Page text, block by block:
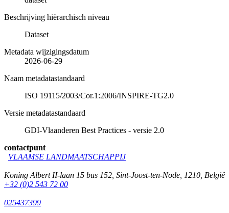
Beschrijving hiërarchisch niveau
Dataset
Metadata wijzigingsdatum
2026-06-29
Naam metadatastandaard
ISO 19115/2003/Cor.1:2006/INSPIRE-TG2.0
Versie metadatastandaard
GDI-Vlaanderen Best Practices - versie 2.0
contactpunt
VLAAMSE LANDMAATSCHAPPIJ
Koning Albert II-laan 15 bus 152 Sint-Joost-ten-Node 1210 België
+32 (0)2 543 72 00
025437399